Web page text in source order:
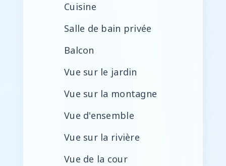
Cuisine
Salle de bain privée
Balcon
Vue sur le jardin
Vue sur la montagne
Vue d'ensemble
Vue sur la rivière
Vue de la cour